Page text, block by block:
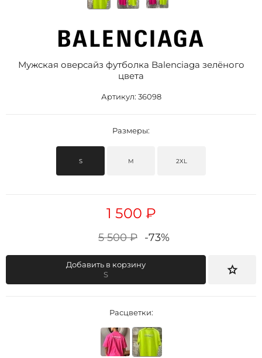
Мужская оверсайз футболка Balenciaga зелёного
цвета
Артикул: 36098
Размеры:
S M 2XL
1 500 ₽
5 500 ₽ -73%
Добавить в корзину
S
Расцветки: